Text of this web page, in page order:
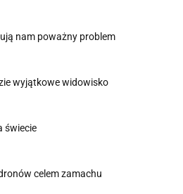
nam poważny problem
wyjątkowe widowisko
świecie
celem zamachu